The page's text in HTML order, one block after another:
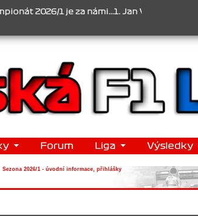
2026/1 je za námi...1. Jan Veselý , 2. Jan
Forum Liga Výsledky
Sezona 2026/1 - úvodní informace, přihlášky